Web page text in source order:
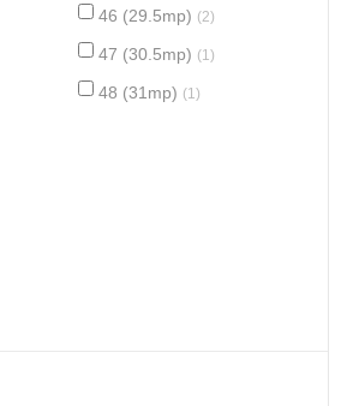
46 (29.5mp) (2)
47 (30.5mp) (1)
48 (31mp) (1)